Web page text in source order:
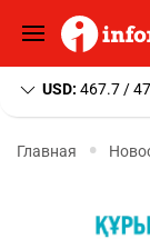
USD: 467.7 /
Главная